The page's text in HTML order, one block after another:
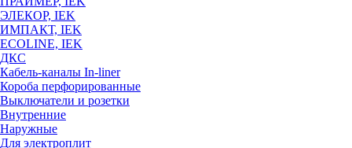
ЭЛЕКОР, IEK
ИМПАКТ, IEK
ECOLINE, IEK
ДКС
Кабель-каналы In-liner
Короба перфорированные
Выключатели и розетки
Внутренние
Наружные
Для электроплит